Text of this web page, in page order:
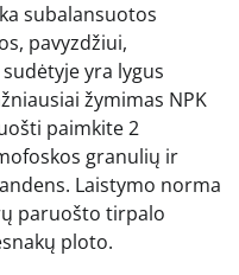
subalansuotos
pavyzdžiui,
yra lygus
žymimas NPK
paimkite 2
granulių ir
Laistymo norma
paruošto tirpalo
ploto.